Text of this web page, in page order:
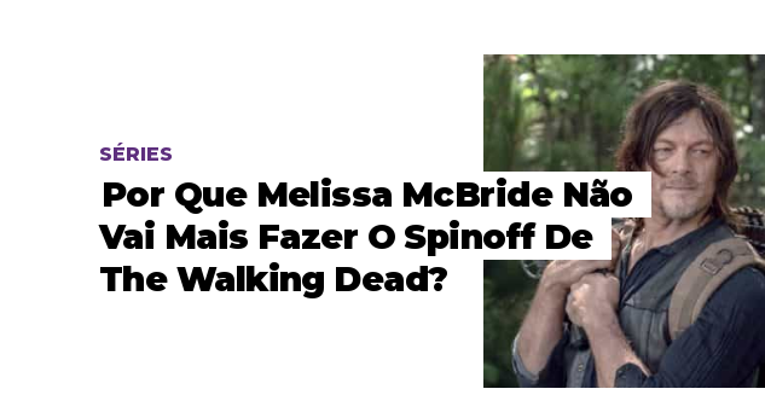
SÉRIES
Por Que Melissa McBride Não
Vai Mais Fazer O Spinoff De
The Walking Dead?